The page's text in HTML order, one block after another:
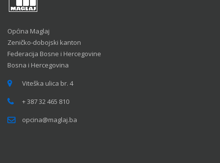
Općina Maglaj
Zeničko-dobojski kanton
Federacija Bosne i Hercegovine
Bosna i Hercegovina
Viteška ulica br. 4
+ 387 32 465 810
opcina@maglaj.ba